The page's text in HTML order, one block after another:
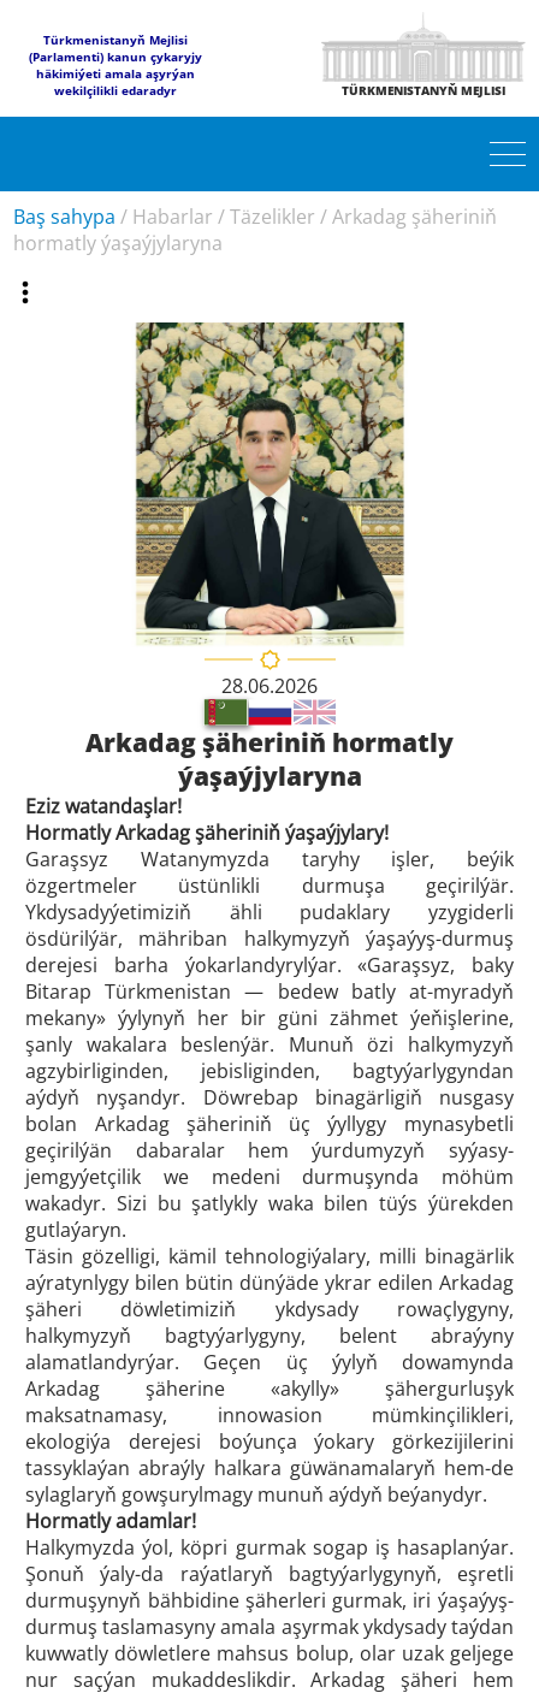
Türkmenistanyň Mejlisi
(Parlamenti) kanun çykaryjy
häkimiýeti amala aşyrýan
wekilçilikli edaradyr
TÜRKMENISTANYŇ MEJLISI
Baş sahypa / Habarlar /Täzelikler /Arkadag şäheriniň
hormatly ýaşaýjylaryna
28.06.2026
Arkadag şäheriniň hormatly
ýaşaýjylaryna
Eziz watandaşlar!
Hormatly Arkadag şäheriniň ýaşaýjylary!
Garaşsyz Watanymyzda taryhy işler, beýik
özgertmeler üstünlikli durmuşa geçirilýär.
Ykdysadyýetimiziň ähli pudaklary yzygiderli
ösdürilýär, mähriban halkymyzyň ýaşaýyş-durmuş
derejesi barha ýokarlandyrylýar. «Garaşsyz, baky
Bitarap Türkmenistan — bedew batly at-myradyň
mekany» ýylynyň her bir güni zähmet ýeňişlerine,
şanly wakalara beslenýär. Munuň özi halkymyzyň
agzybirliginden, jebisliginden, bagtyýarlygyndan
aýdyň nyşandyr. Döwrebap binagärligiň nusgasy
bolan Arkadag şäheriniň üç ýyllygy mynasybetli
geçirilýän dabaralar hem ýurdumyzyň syýasy-
jemgyýetçilik we medeni durmuşynda möhüm
wakadyr. Sizi bu şatlykly waka bilen tüýs ýürekden
gutlaýaryn.
Täsin gözelligi, kämil tehnologiýalary, milli binagärlik
aýratynlygy bilen bütin dünýäde ykrar edilen Arkadag
şäheri döwletimiziň ykdysady rowaçlygyny,
halkymyzyň bagtyýarlygyny, belent abraýyny
alamatlandyrýar. Geçen üç ýylyň dowamynda
Arkadag şäherine «akylly» şähergurluşyk
maksatnamasy, innowasion mümkinçilikleri,
ekologiýa derejesi boýunça ýokary görkezijilerini
tassyklaýan abraýly halkara güwänamalaryň hem-de
sylaglaryň gowşurylmagy munuň aýdyň beýanydyr.
Hormatly adamlar!
Halkymyzda ýol, köpri gurmak sogap iş hasaplanýar.
Şonuň ýaly-da raýatlaryň bagtyýarlygynyň, eşretli
durmuşynyň bähbidine şäherleri gurmak, iri ýaşaýyş-
durmuş taslamasyny amala aşyrmak ykdysady taýdan
kuwwatly döwletlere mahsus bolup, olar uzak geljege
nur saçýan mukaddeslikdir. Arkadag şäheri hem